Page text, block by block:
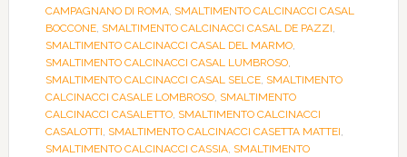
CAMPAGNANO DI ROMA, SMALTIMENTO CALCINACCI CASAL
BOCCONE, SMALTIMENTO CALCINACCI CASAL DE PAZZI,
SMALTIMENTO CALCINACCI CASAL DEL MARMO,
SMALTIMENTO CALCINACCI CASAL LUMBROSO,
SMALTIMENTO CALCINACCI CASAL SELCE, SMALTIMENTO
CALCINACCI CASALE LOMBROSO, SMALTIMENTO
CALCINACCI CASALETTO, SMALTIMENTO CALCINACCI
CASALOTTI, SMALTIMENTO CALCINACCI CASETTA MATTEI,
SMALTIMENTO CALCINACCI CASSIA, SMALTIMENTO